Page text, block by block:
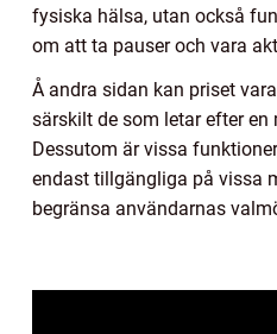
fysiska hälsa, utan också
om att ta pauser och vara
Å andra sidan kan priset
särskilt de som letar efter
Dessutom är vissa
endast tillgängliga på vissa
begränsa användarnas